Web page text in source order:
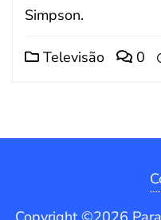
Simpson.
Televisão 0